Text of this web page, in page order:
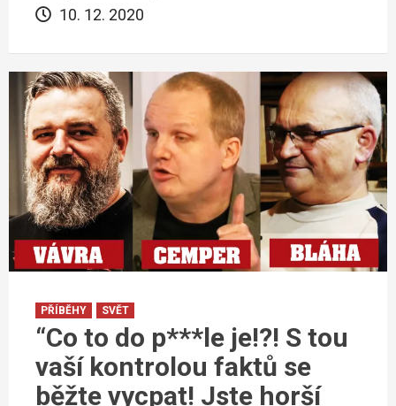
10. 12. 2020
PŘÍBĚHY SVĚT
“Co to do p***le je!?! S tou
vaší kontrolou faktů se
běžte vycpat! Jste horší